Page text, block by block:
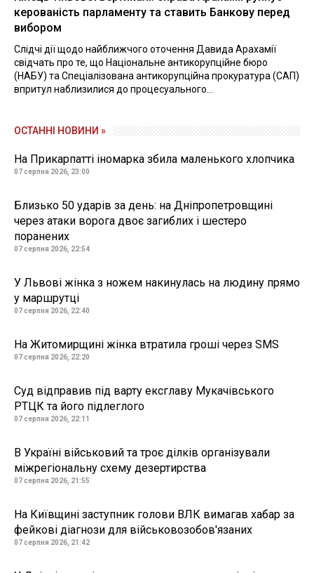
керованість парламенту та ставить Банкову перед
вибором
Слідчі дії щодо найближчого оточення Давида Арахамії
свідчать про те, що Національне антикорупційне бюро
(НАБУ) та Спеціалізована антикорупційна прокуратура (САП)
впритул наблизилися до процесуального...
ОСТАННІ НОВИНИ »
На Прикарпатті іномарка збила маленького хлопчика
07 серпня 2026, 23:00
Близько 50 ударів за день: на Дніпропетровщині
через атаки ворога двоє загиблих і шестеро
поранених
07 серпня 2026, 22:54
У Львові жінка з ножем накинулась на людину прямо
у маршрутці
07 серпня 2026, 22:40
На Житомирщині жінка втратила гроші через SMS
07 серпня 2026, 22:20
Суд відправив під варту ексглаву Мукачівського
РТЦК та його підлеглого
07 серпня 2026, 22:11
В Україні військовий та троє ділків організували
міжрегіональну схему дезертирства
07 серпня 2026, 21:55
На Київщині заступник голови ВЛК вимагав хабар за
фейкові діагнози для військовозобов'язаних
07 серпня 2026, 21:42